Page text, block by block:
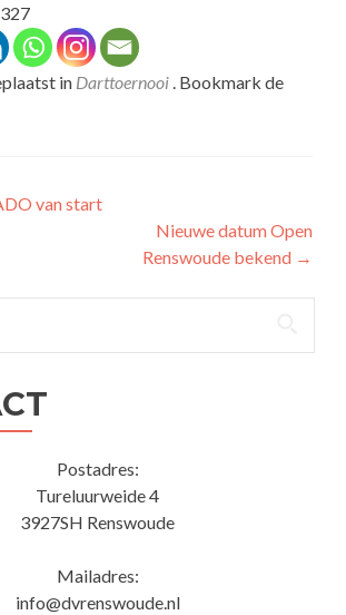
327
in Darttoernooi . Bookmark de
van start
Nieuwe datum Open
Renswoude bekend →
Postadres:
Tureluurweide 4
3927SH Renswoude
Mailadres:
info@dvrenswoude.nl